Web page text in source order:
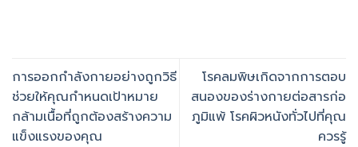
การออกกำลังกายอย่างถูกวิธี
ช่วยให้คุณกำหนดเป้าหมาย
กล้ามเนื้อที่ถูกต้องสร้างความ
แข็งแรงของคุณ
โรคลมพิษเกิดจากการตอบ
สนองของร่างกายต่อสารก่อ
ภูมิแพ้ โรคผิวหนังทั่วไปที่คุณ
ควรรู้